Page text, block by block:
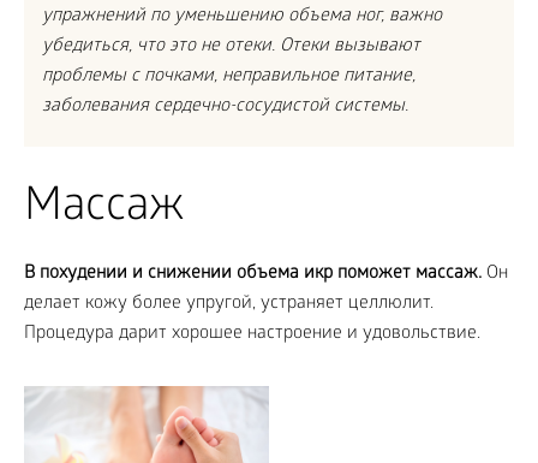
упражнений по уменьшению объема ног, важно
убедиться, что это не отеки. Отеки вызывают
проблемы с почками, неправильное питание,
заболевания сердечно-сосудистой системы.
Массаж
В похудении и снижении объема икр поможет массаж. Он
делает кожу более упругой, устраняет целлюлит.
Процедура дарит хорошее настроение и удовольствие.